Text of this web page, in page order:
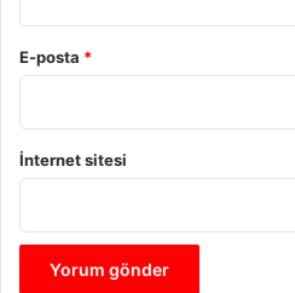
E-posta *
İnternet sitesi